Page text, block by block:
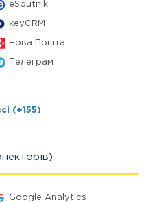
eSputnik
keyCRM
Нова Пошта
Телеграм
(+155)
Google Analytics